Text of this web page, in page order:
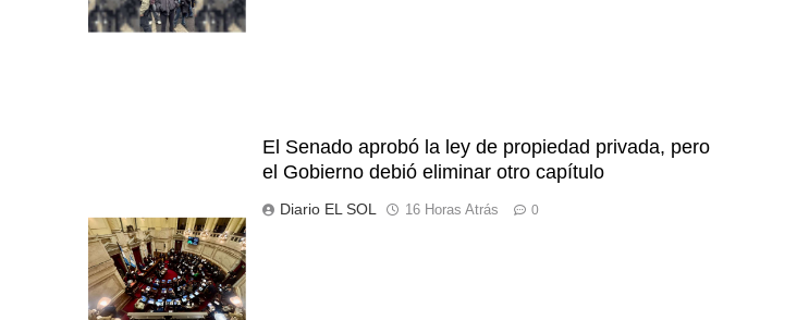
El Senado aprobó la ley de propiedad privada, pero
el Gobierno debió eliminar otro capítulo
Diario EL SOL 16 Horas Atrás 0